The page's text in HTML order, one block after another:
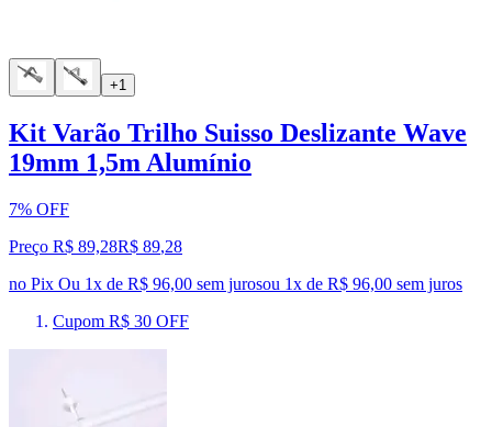
+1
Kit Varão Trilho Suisso Deslizante Wave
19mm 1,5m Alumínio
7% OFF
Preço R$ 89,28R$ 89,28
no Pix Ou 1x de R$ 96,00 sem jurosou 1x de R$ 96,00 sem juros
Cupom R$ 30 OFF